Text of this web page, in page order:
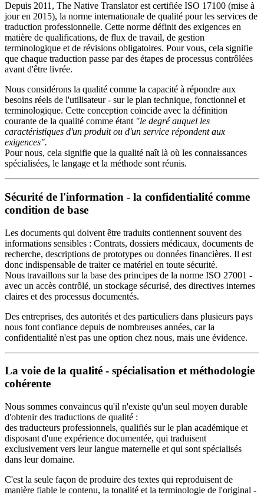
Depuis 2011, The Native Translator est certifiée ISO 17100 (mise à
jour en 2015), la norme internationale de qualité pour les services de
traduction professionnelle. Cette norme définit des exigences en
matière de qualifications, de flux de travail, de gestion
terminologique et de révisions obligatoires. Pour vous, cela signifie
que chaque traduction passe par des étapes de processus contrôlées
avant d'être livrée.
Nous considérons la qualité comme la capacité à répondre aux
besoins réels de l'utilisateur - sur le plan technique, fonctionnel et
terminologique. Cette conception coïncide avec la définition
courante de la qualité comme étant "le degré auquel les
caractéristiques d'un produit ou d'un service répondent aux
exigences".
Pour nous, cela signifie que la qualité naît là où les connaissances
spécialisées, le langage et la méthode sont réunis.
Sécurité de l'information - la confidentialité comme
condition de base
Les documents qui doivent être traduits contiennent souvent des
informations sensibles : Contrats, dossiers médicaux, documents de
recherche, descriptions de prototypes ou données financières. Il est
donc indispensable de traiter ce matériel en toute sécurité.
Nous travaillons sur la base des principes de la norme ISO 27001 -
avec un accès contrôlé, un stockage sécurisé, des directives internes
claires et des processus documentés.
Des entreprises, des autorités et des particuliers dans plusieurs pays
nous font confiance depuis de nombreuses années, car la
confidentialité n'est pas une option chez nous, mais une évidence.
La voie de la qualité - spécialisation et méthodologie
cohérente
Nous sommes convaincus qu'il n'existe qu'un seul moyen durable
d'obtenir des traductions de qualité :
des traducteurs professionnels, qualifiés sur le plan académique et
disposant d'une expérience documentée, qui traduisent
exclusivement vers leur langue maternelle et qui sont spécialisés
dans leur domaine.
C'est la seule façon de produire des textes qui reproduisent de
manière fiable le contenu, la tonalité et la terminologie de l'original -